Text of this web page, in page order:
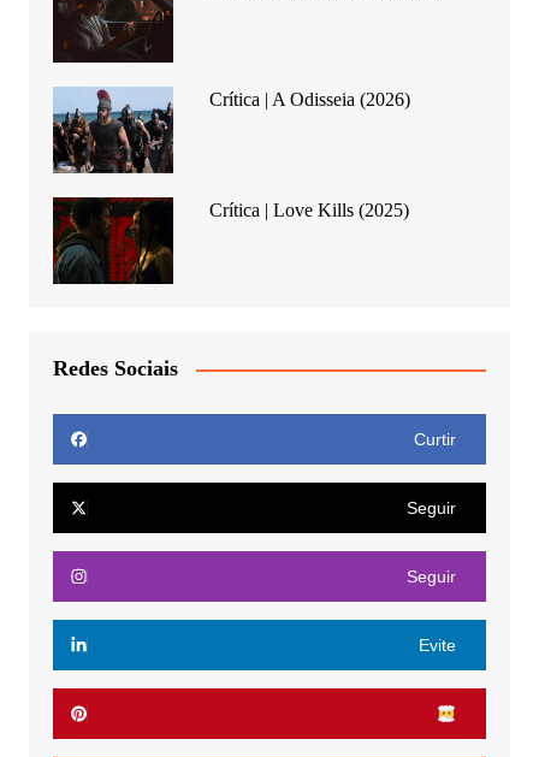
Crítica | A Odisseia (2026)
Crítica | Love Kills (2025)
Redes Sociais
Curtir
Seguir
Seguir
Evite